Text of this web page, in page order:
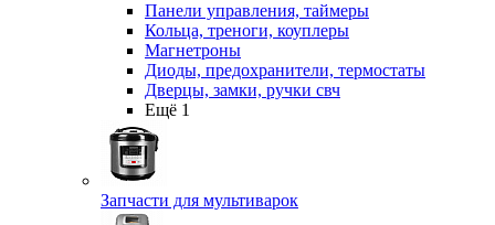
Панели управления, таймеры
Кольца, треноги, коуплеры
Магнетроны
Диоды, предохранители, термостаты
Дверцы, замки, ручки свч
Ещё 1
Запчасти для мультиварок